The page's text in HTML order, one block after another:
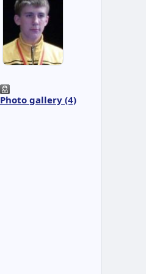
Photo gallery (4)